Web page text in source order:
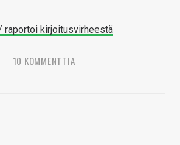
raportoi kirjoitusvirheestä
10 KOMMENTTIA